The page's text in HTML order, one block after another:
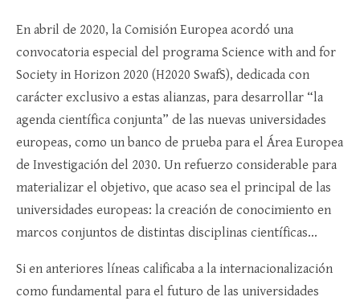
En abril de 2020, la Comisión Europea acordó una
convocatoria especial del programa Science with and for
Society in Horizon 2020 (H2020 SwafS), dedicada con
carácter exclusivo a estas alianzas, para desarrollar “la
agenda científica conjunta” de las nuevas universidades
europeas, como un banco de prueba para el Área Europea
de Investigación del 2030. Un refuerzo considerable para
materializar el objetivo, que acaso sea el principal de las
universidades europeas: la creación de conocimiento en
marcos conjuntos de distintas disciplinas científicas…
Si en anteriores líneas calificaba a la internacionalización
como fundamental para el futuro de las universidades